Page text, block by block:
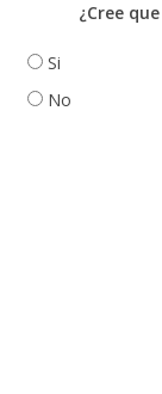
¿Cree
Si
No